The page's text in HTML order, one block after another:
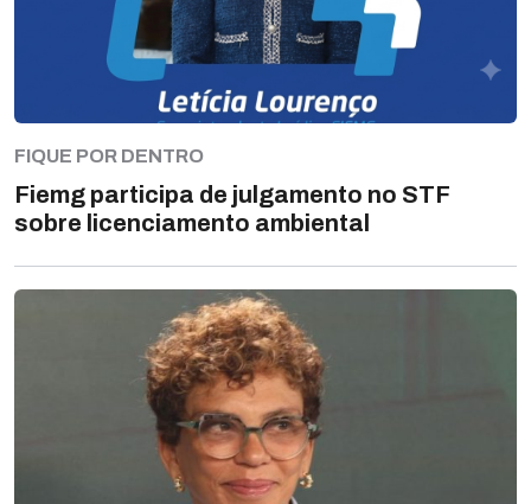
FIQUE POR DENTRO
Fiemg participa de julgamento no STF
sobre licenciamento ambiental